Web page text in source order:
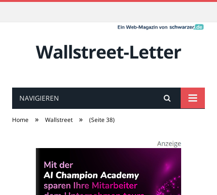
Wallstreet-Letter
NAVIGIEREN
Home » Wallstreet » (Seite 38)